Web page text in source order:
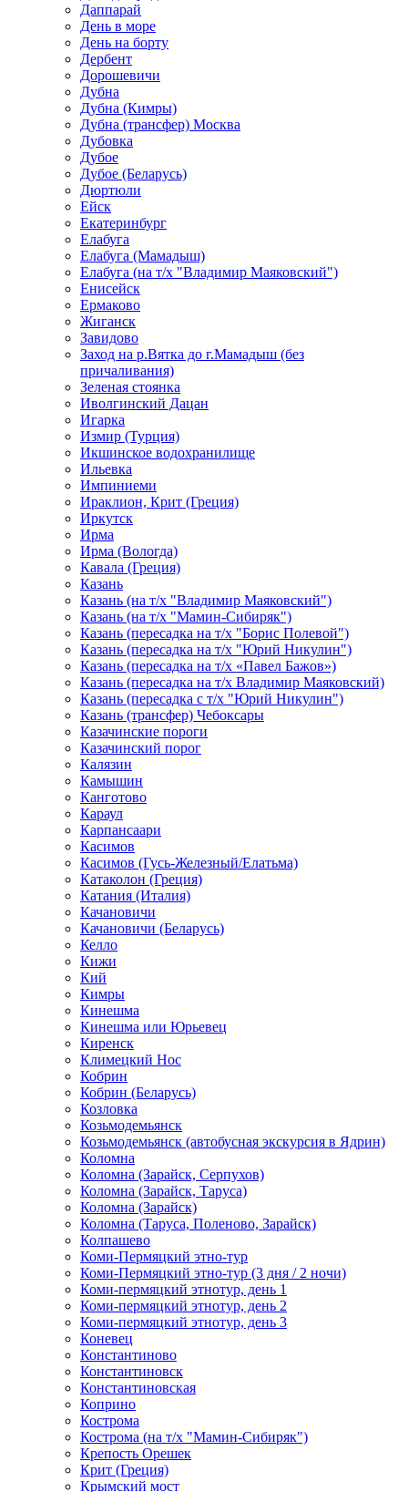
Даппарай
День в море
День на борту
Дербент
Дорошевичи
Дубна
Дубна (Кимры)
Дубна (трансфер) Москва
Дубовка
Дубое
Дубое (Беларусь)
Дюртюли
Ейск
Екатеринбург
Елабуга
Елабуга (Мамадыш)
Елабуга (на т/х "Владимир Маяковский")
Енисейск
Ермаково
Жиганск
Завидово
Заход на р.Вятка до г.Мамадыш (без
причаливания)
Зеленая стоянка
Иволгинский Дацан
Игарка
Измир (Турция)
Икшинское водохранилище
Ильевка
Импиниеми
Ираклион, Крит (Греция)
Иркутск
Ирма
Ирма (Вологда)
Кавала (Греция)
Казань
Казань (на т/х "Владимир Маяковский")
Казань (на т/х "Мамин-Сибиряк")
Казань (пересадка на т/х "Борис Полевой")
Казань (пересадка на т/х "Юрий Никулин")
Казань (пересадка на т/х «Павел Бажов»)
Казань (пересадка на т/х Владимир Маяковский)
Казань (пересадка с т/х "Юрий Никулин")
Казань (трансфер) Чебоксары
Казачинские пороги
Казачинский порог
Калязин
Камышин
Канготово
Караул
Карпансаари
Касимов
Касимов (Гусь-Железный/Елатьма)
Катаколон (Греция)
Катания (Италия)
Качановичи
Качановичи (Беларусь)
Келло
Кижи
Кий
Кимры
Кинешма
Кинешма или Юрьевец
Киренск
Климецкий Нос
Кобрин
Кобрин (Беларусь)
Козловка
Козьмодемьянск
Козьмодемьянск (автобусная экскурсия в Ядрин)
Коломна
Коломна (Зарайск, Серпухов)
Коломна (Зарайск, Таруса)
Коломна (Зарайск)
Коломна (Таруса, Поленово, Зарайск)
Колпашево
Коми-Пермяцкий этно-тур
Коми-Пермяцкий этно-тур (3 дня / 2 ночи)
Коми-пермяцкий этнотур, день 1
Коми-пермяцкий этнотур, день 2
Коми-пермяцкий этнотур, день 3
Коневец
Константиново
Константиновск
Константиновская
Коприно
Кострома
Кострома (на т/х "Мамин-Сибиряк")
Крепость Орешек
Крит (Греция)
Крымский мост